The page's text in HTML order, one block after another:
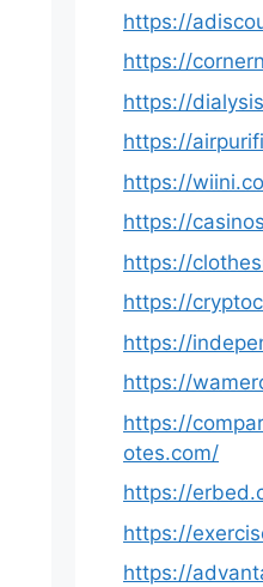
https://
https://
https://
https://
https://
https://
https://
https://
https://
https://
https://
otes.com/
https://
https://
https://